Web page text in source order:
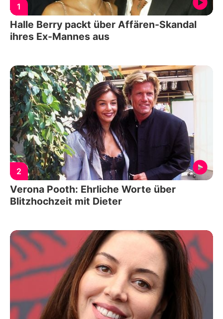
1
Halle Berry packt über Affären-Skandal
ihres Ex-Mannes aus
2
Verona Pooth: Ehrliche Worte über
Blitzhochzeit mit Dieter